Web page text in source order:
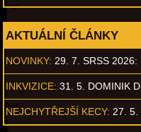
AKTUÁLNÍ ČLÁNKY
NOVINKY: 29. 7. SRSS
INKVIZICE: 31. 5. DOMINIK
NEJCHYTŘEJŠÍ KECY: 27. 5.